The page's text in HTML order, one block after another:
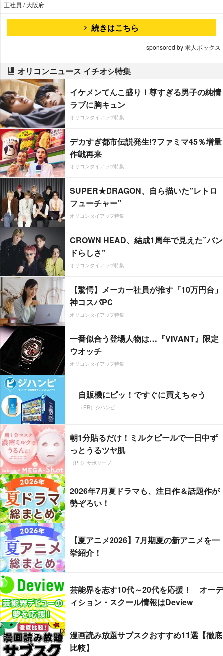
正社員 / 大阪府
続きはこちら
sponsored by 求人ボックス
オリコンニュース イチオシ特集
イケメンてんこ盛り！尊すぎる男子の純情
ラブに胸キュン
オリコンタイアップ特集
デカすぎ都市伝説発生!?ファミマ45％増量
作戦再来
オリコンタイアップ特集
SUPER★DRAGON、自ら描いた”レトロ
フューチャー”
オリコンタイアップ特集
CROWN HEAD、結成1周年で見えた”バン
ドらしさ”
オリコンタイアップ特集
【驚愕】メーカー社員が推す「10万円台」
神コスパPC
オリコンタイアップ特集
一番似合う登場人物は…『VIVANT』限定
ウオッチ
オリコンタイアップ特集
自販機にピッ！ですぐに買えちゃう
（PR）ジハンピ
朝1分貼るだけ！ミルクピールで一日中ず
っとうるツヤ肌
（PR）サボリーノ
2026年7月夏ドラマも、注目作＆話題作が
勢ぞろい！
【夏アニメ2026】7月期夏の新アニメを一
挙紹介！
芸能界を志す10代～20代を応援！ オーデ
ィション・スクール情報はDeview
漫画読み放題サブスクおすすめ11選【徹底
比較】